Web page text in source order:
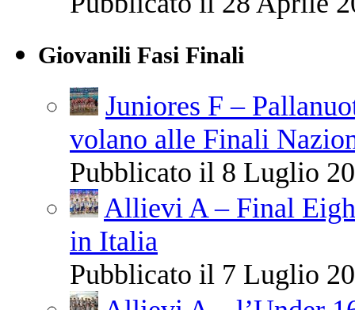
Giovanili Fasi Finali
Juniores F –
volano alle Finali
Pubblicato il 8 Luglio
Allievi A – Final
in Italia
Pubblicato il 7 Luglio